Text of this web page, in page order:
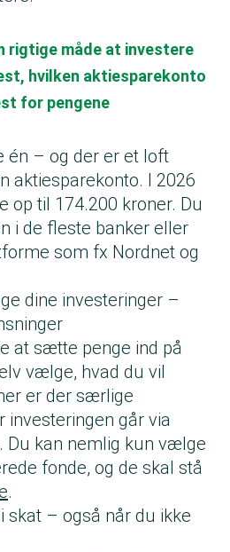
rigtige måde at investere
hvilken aktiesparekonto
for pengene
én – og der er et loft
aktiesparekonto. I 2026
op til 174.200 kroner. Du
i de fleste banker eller
som fx Nordnet og
dine investeringer –
at sætte penge ind på
vælge, hvad du vil
er der særlige
investeringen går via
Du kan nemlig kun vælge
fonde, og de skal stå
.
skat – også når du ikke